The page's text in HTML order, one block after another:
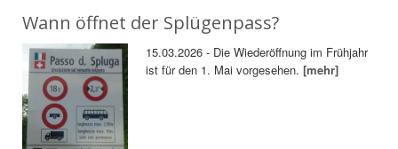
Wann öffnet der Splügenpass?
15.03.2026 - Die Wiederöffnung im Frühjahr
ist für den 1. Mai vorgesehen.[mehr]